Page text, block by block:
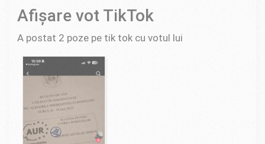
Afișare vot TikTok
A postat 2 poze pe tik tok cu votul lui